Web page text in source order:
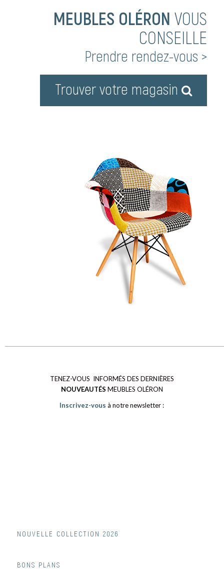
MEUBLES OLÉRON VOUS
CONSEILLE
Prendre rendez-vous >
Trouver votre magasin
TENEZ-VOUS INFORMÉS DES DERNIÈRES
NOUVEAUTÉS MEUBLES OLÉRON
Inscrivez-vous à notre newsletter :
NOUVELLE COLLECTION 2026
BONS PLANS